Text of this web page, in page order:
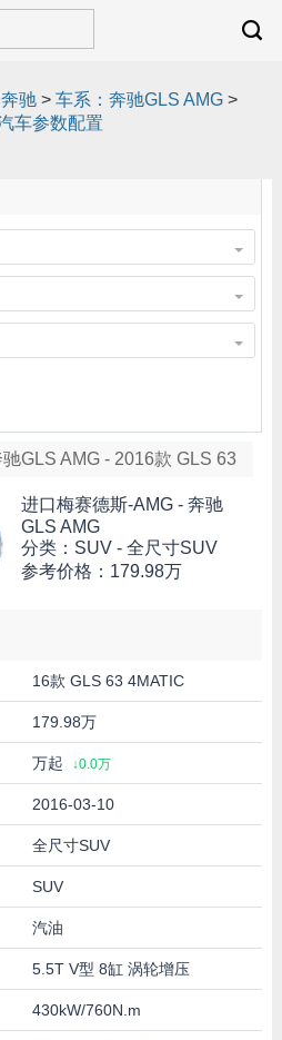
驰 > 车系：奔驰GLS AMG >
车参数配置
GLS AMG - 2016款 GLS 63
进口梅赛德斯-AMG - 奔驰
GLS AMG
分类：SUV - 全尺寸SUV
参考价格： 179.98万
16款 GLS 63 4MATIC
179.98万
万起 ↓0.0万
2016-03-10
全尺寸SUV
SUV
汽油
5.5T V型 8缸 涡轮增压
430kW/760N.m